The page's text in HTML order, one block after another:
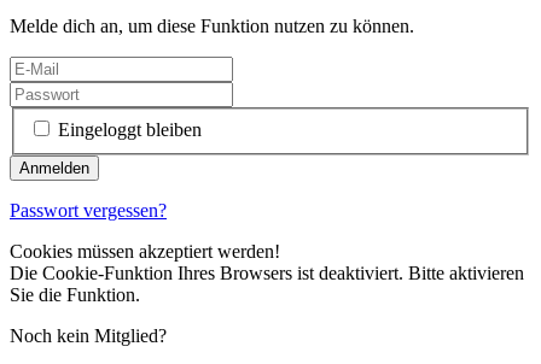
Melde dich an, um diese Funktion nutzen zu können.
Eingeloggt bleiben
Passwort vergessen?
Cookies müssen akzeptiert werden!
Die Cookie-Funktion Ihres Browsers ist deaktiviert. Bitte aktivieren
Sie die Funktion.
Noch kein Mitglied?